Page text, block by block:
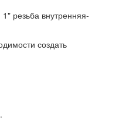
резьба внутренняя-
создать